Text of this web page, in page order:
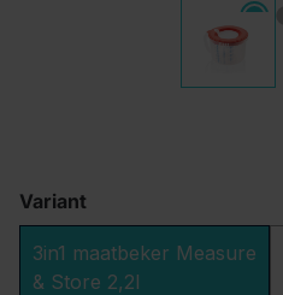
Variant
3in1 maatbeker Measure
& Store 2,2l